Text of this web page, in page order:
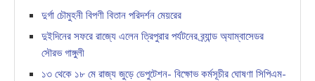
দুর্গা চৌমুহনী বিপণী বিতান পরিদর্শন মেয়রের
দুইদিনের সফরে রাজ্যে এলেন ত্রিপুরার পর্যটনের ব্র্যান্ড অ্যাম্বাসেডর
সৌরভ গাঙ্গুলী
১৩ থেকে ১৮ মে রাজ্য জুড়ে ডেপুটেশন- বিক্ষোভ কর্মসূচীর ঘোষণা সিপিএম-